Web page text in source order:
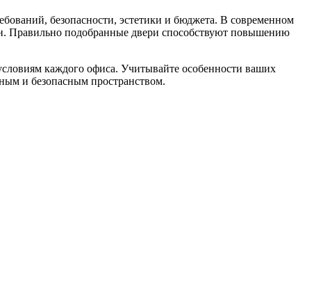
безопасности, эстетики и бюджета. В современном
Правильно подобранные двери способствуют повышению
каждого офиса. Учитывайте особенности ваших
и безопасным пространством.